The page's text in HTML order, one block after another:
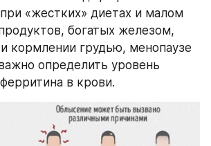
«жестких» диетах и малом
богатых железом,
кормлении грудью, менопаузе
определить уровень
в крови.